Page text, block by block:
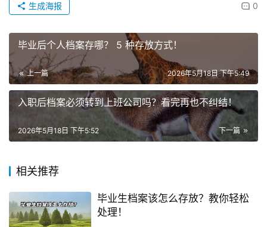
0
生成海报
毕业后个人档案存哪？ 5 种存放方式！
上一篇 2026年5月18日 下午5:49
入职后档案必须转到上班公司吗？看完再也不纠结！
下一篇
2026年5月18日 下午5:52
相关推荐
毕业生档案该怎么存放？教你轻松
处理！